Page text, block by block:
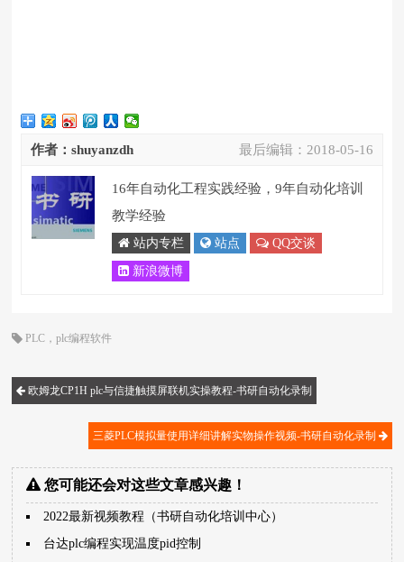
最后编辑： 2018-05-16
作者：shuyanzdh
16年自动化工程实践经验，9年自动化培训
教学经验
站内专栏 站点 QQ交谈
新浪微博
PLC ，plc编程软件
欧姆龙CP1H plc与信捷触摸屏联机实操教程-书研自动化录制
三菱PLC模拟量使用详细讲解实物操作视频-书研自动化录制
您可能还会对这些文章感兴趣！
2022最新视频教程（书研自动化培训中心）
台达plc编程实现温度pid控制